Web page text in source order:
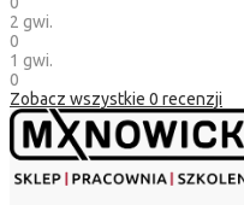
2 gwi.
0
1 gwi.
0
Zobacz wszystkie 0 recenzji